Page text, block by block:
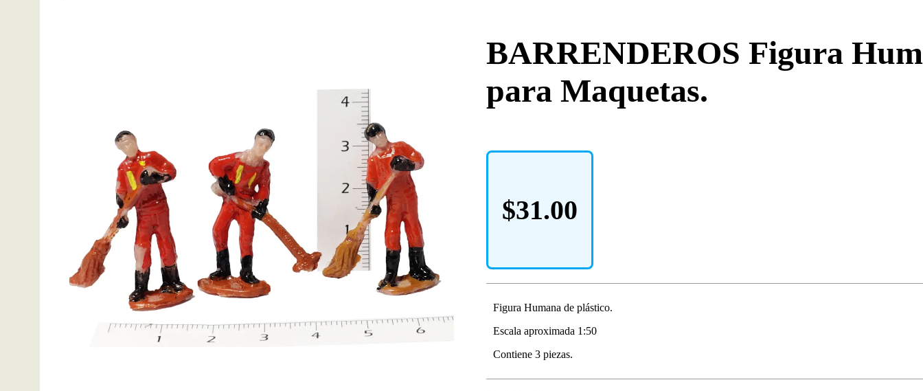
BARRENDEROS Figura
para Maquetas.
$31.00
Figura Humana de plástico.
Escala aproximada 1:50
Contiene 3 piezas.